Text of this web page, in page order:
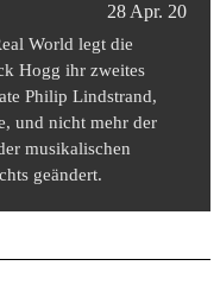
28 Apr. 20
World legt die
Hogg ihr zweites
Philip Lindstrand,
und nicht mehr der
musikalischen
geändert.